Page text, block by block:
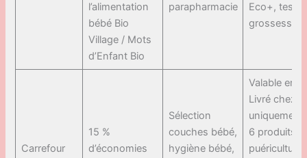
l’alimentation
bébé Bio
Village / Mots
d’Enfant Bio
parapharmacie
Eco+, tests
grossesse/
Carrefour
15 %
d’économies
Sélection
couches bébé,
hygiène bébé,
Valable en
Livré chez
6 produits,